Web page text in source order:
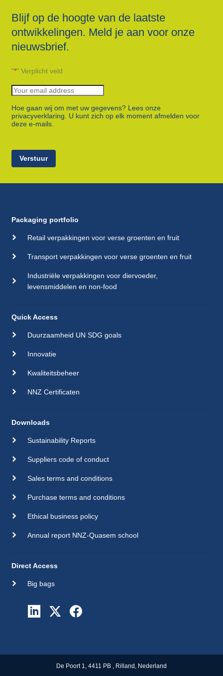
Blijf op de hoogte van de laatste
ontwikkelingen. Meld je aan voor onze
nieuwsbrief.
"*" Verplicht veld
Hoe gaan wij om met uw gegevens? Lees onze
privacyverklaring. U kunt zich op elk moment afmelden voor
deze e-mails.
Verstuur
Packaging portfolio
Retail verpakkingen voor verse groenten en fruit
Transport verpakkingen voor verse groenten en fruit
Industriële verpakkingen voor diervoeder,
levensmiddelen en non-food
Quick Access
Duurzaamheid UN SDG goals
Innovatie
Kwaliteitsbeheer
NNZ Certificaten
Downloads
Sustainability Reports
Suppliers code of conduct
Sales terms and conditions
Purchase terms and conditions
Ethical business policy
Annual report NNZ-Quasem school
Direct Access
Big bags
De Poort 1, 4411 PB , Rilland, Nederland